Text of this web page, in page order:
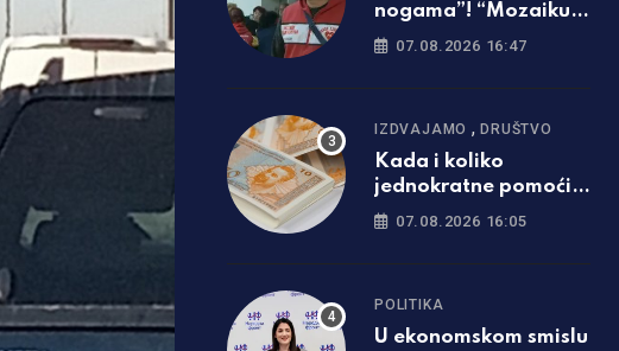
nogama”! “Mozaiku
prijateljstva”
gradnju javne kuhinje
07.08.2026 16:47
IZDVAJAMO ,DRUŠTVO
Kada i koliko
jednokratne pomoći
će dobiti penzioneri u
07.08.2026 16:05
POLITIKA
U ekonomskom smislu